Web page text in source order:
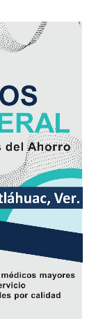
alimentación
que las
7 de
y localidades
de los
su
con la
y